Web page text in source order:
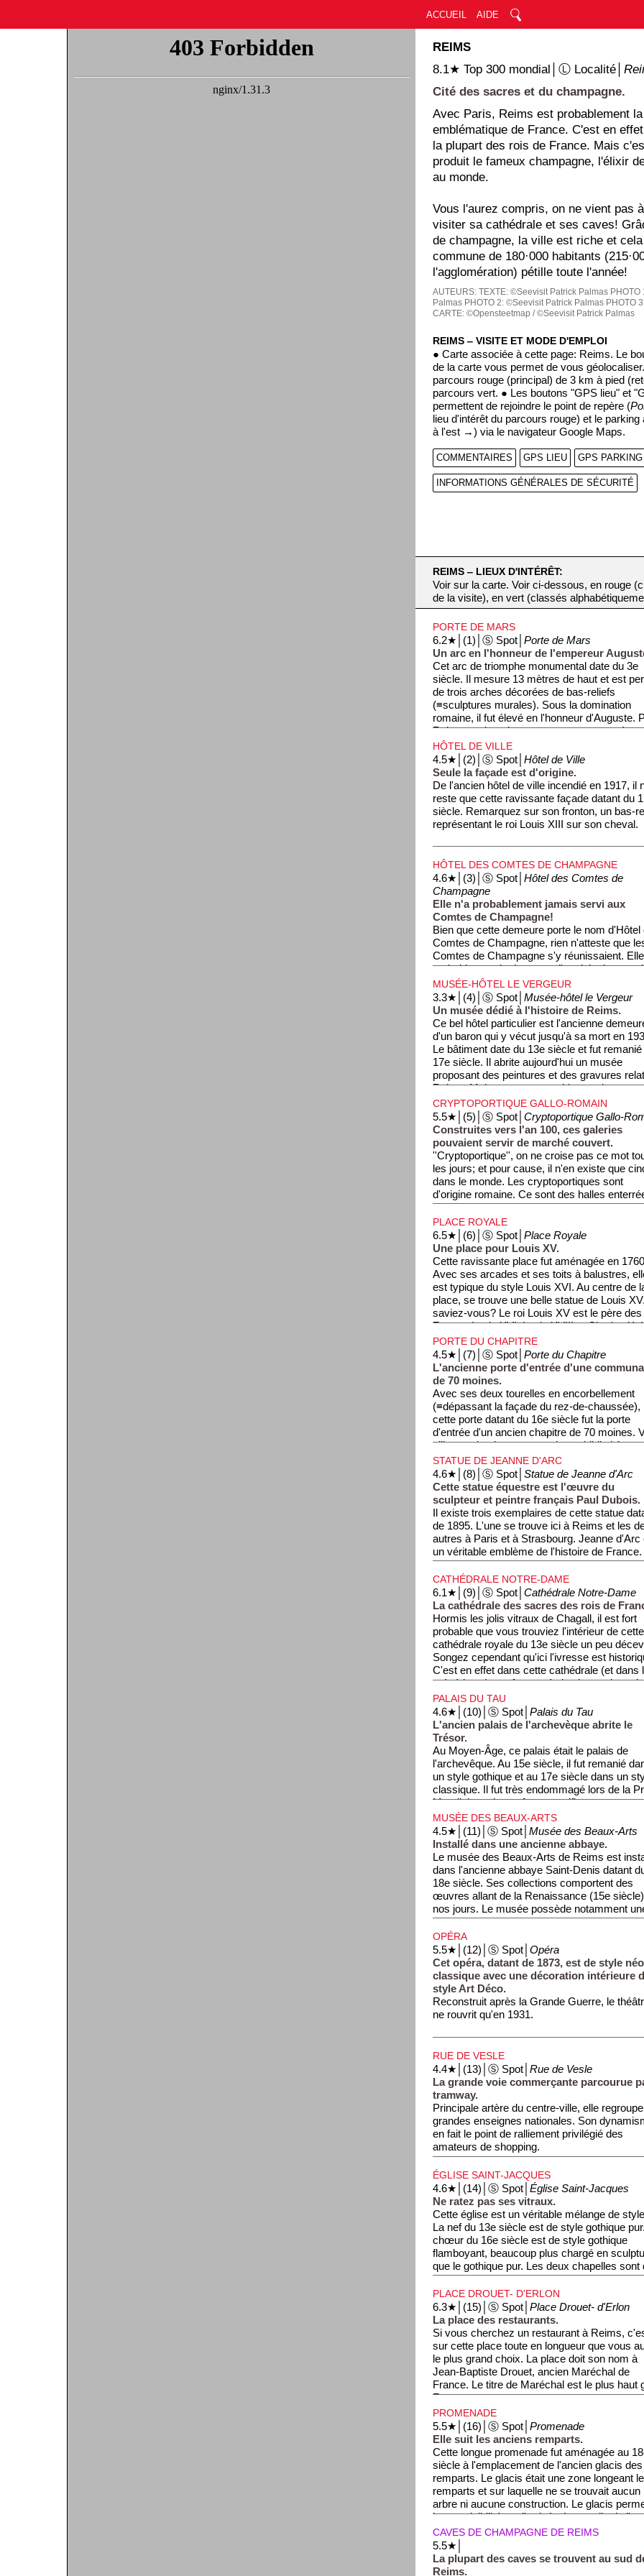
ACCUEIL AIDE
REIMS
8.1★ Top 300 mondial│Ⓛ Localité│
Cité des sacres et du champagne.
Avec Paris, Reims est probablement
emblématique de France. C'est en
la plupart des rois de France. Mais
produit le fameux champagne, l'élixir
au monde.
Vous l'aurez compris, on ne vient pas
visiter sa cathédrale et ses caves!
de champagne, la ville est riche et
commune de 180·000 habitants
l'agglomération) pétille toute l'année!
AUTEURS:TEXTE: ©Seevisit Patrick Palmas
Palmas PHOTO 2: ©Seevisit Patrick Palmas PHOTO
CARTE: ©Opensteetmap / ©Seevisit Patrick Palmas
REIMS ‒ VISITE ET MODE D'EMPLOI
● Carte associée à cette page: Reims. Le
de la carte vous permet de vous
parcours rouge (principal) de 3 km à pied
parcours vert. ● Les boutons "GPS lieu" et
permettent de rejoindre le point de repère (
lieu d'intérêt du parcours rouge) et le
à l'est →) via le navigateur Google Maps.
COMMENTAIRES GPS LIEU GPS PARKING
INFORMATIONS GÉNÉRALES DE SÉCURITÉ
REIMS ‒ LIEUX D'INTÉRÊT:
Voir sur la carte. Voir ci-dessous, en rouge
de la visite), en vert (classés
PORTE DE MARS
6.2★│(1)│Ⓢ Spot│Porte de Mars
Un arc en l'honneur de l'empereur
Cet arc de triomphe monumental date du 3e
siècle. Il mesure 13 mètres de haut et est
de trois arches décorées de bas-reliefs
(≡sculptures murales). Sous la domination
romaine, il fut élevé en l'honneur d'Auguste.
Reims se dota de remparts pour se
porte servit de porte d'entée dans la ville.
supprimés au 18e siècle, mais pas la porte!
HÔTEL DE VILLE
4.5★│(2)│Ⓢ Spot│Hôtel de Ville
Seule la façade est d'origine.
De l'ancien hôtel de ville incendié en 1917, il
reste que cette ravissante façade datant du
siècle. Remarquez sur son fronton, un bas-
représentant le roi Louis XIII sur son cheval.
HÔTEL DES COMTES DE CHAMPAGNE
4.6★│(3)│Ⓢ Spot│Hôtel des Comtes de
Champagne
Elle n'a probablement jamais servi aux
Comtes de Champagne!
Bien que cette demeure porte le nom d'Hôtel
Comtes de Champagne, rien n'atteste que
Comtes de Champagne s'y réunissaient.
probablement la demeure d'un riche
la Seconde Guerre Mondiale, la maison fut
mais put être restaurée dans son style
appartient au Groupe Taittinger qui s'en sert
culturels.
MUSÉE-HÔTEL LE VERGEUR
3.3★│(4)│Ⓢ Spot│Musée-hôtel le Vergeur
Un musée dédié à l'histoire de Reims.
Ce bel hôtel particulier est l'ancienne
d'un baron qui y vécut jusqu'à sa mort en
Le bâtiment date du 13e siècle et fut remanié
17e siècle. Il abrite aujourd'hui un musée
proposant des peintures et des gravures
Reims. Mais avec ses meubles anciens et
décoration des pièces est à elle seule un
n'entrez pas dans le musée, faites un tour
juste à gauche de l'immeuble.
CRYPTOPORTIQUE GALLO-ROMAIN
5.5★│(5)│Ⓢ Spot│Cryptoportique Gallo-
Construites vers l'an 100, ces galeries
pouvaient servir de marché couvert.
''Cryptoportique'', on ne croise pas ce mot
les jours; et pour cause, il n'en existe que
dans le monde. Les cryptoportiques sont
d'origine romaine. Ce sont des halles
stockage des marchandises. Celui-ci
servait au stockage des grains, tandis qu'en
promenade. Il se trouve à l'emplacement de
Reims. Dans l'Empire Romain, le forum
publique et centrale, un lieu d'échange, de
et de commerce. Autour du forum se
administratifs et religieux, en général
antique, on appelait cela une agora, tandis
appellerait cela un centre-ville :-).
PLACE ROYALE
6.5★│(6)│Ⓢ Spot│Place Royale
Une place pour Louis XV.
Cette ravissante place fut aménagée en
Avec ses arcades et ses toits à balustres,
est typique du style Louis XVI. Au centre de
place, se trouve une belle statue de Louis
saviez-vous? Le roi Louis XV est le père
France, Louis XVI, Louis XVIII et Charles X.
Française (1789), sa statue fut détruite par
seul le piédestal resta! Mais lors de la
au pouvoir) en 1814, une nouvelle statue du
cette statue que vous pouvez voir aujourd'hui.
PORTE DU CHAPITRE
4.5★│(7)│Ⓢ Spot│Porte du Chapitre
L'ancienne porte d'entrée d'une
de 70 moines.
Avec ses deux tourelles en encorbellement
(≡dépassant la façade du rez-de-chaussée),
cette porte datant du 16e siècle fut la porte
d'entrée d'un ancien chapitre de 70 moines.
ville, ce chapitre comportait une
boulangerie, et même une prison! Les
l'ancien hôtel-Dieu (hôpital) qui se trouvait à
l'actuel Palais de Justice (à gauche de
STATUE DE JEANNE D'ARC
4.6★│(8)│Ⓢ Spot│Statue de Jeanne d'Arc
Cette statue équestre est l'œuvre du
sculpteur et peintre français Paul Dubois.
Il existe trois exemplaires de cette statue
de 1895. L'une se trouve ici à Reims et les
autres à Paris et à Strasbourg. Jeanne d'Arc
un véritable emblème de l'histoire de
dans de nombreux endroits, mais les deux
emblématiques sont sans nul doute Rouen,
pas les Anglais, et Reims où elle put faire
France. Voir également ''Jeanne d'Arc''.
CATHÉDRALE NOTRE-DAME
6.1★│(9)│Ⓢ Spot│Cathédrale Notre-Dame
La cathédrale des sacres des rois de
Hormis les jolis vitraux de Chagall, il est fort
probable que vous trouviez l'intérieur de cette
cathédrale royale du 13e siècle un peu
Songez cependant qu'ici l'ivresse est
C'est en effet dans cette cathédrale (et dans
précédente) que fut sacrée la plupart des
cathédrale de Reims compte ainsi parmi les
cathédrales de France les plus
Notre-Dame de Paris et la cathédrale de
trouvent les tombes des rois). Songez qu'à
les pouvoirs sont dans les mains de Dieu.
pape les pouvoirs spirituels et délègue aux
affaires courantes.
PALAIS DU TAU
4.6★│(10)│Ⓢ Spot│Palais du Tau
L'ancien palais de l'archevèque abrite le
Trésor.
Au Moyen-Âge, ce palais était le palais de
l'archevêque. Au 15e siècle, il fut remanié
un style gothique et au 17e siècle dans un
classique. Il fut très endommagé lors de la
Mondiale mais put être magnifiquement
palais abrite le Trésor de la cathédrale.
pas la chance d'avoir un trésor. Il regroupe
précieux, parfois rapportés des églises
croisades.
MUSÉE DES BEAUX-ARTS
4.5★│(11)│Ⓢ Spot│Musée des Beaux-Arts
Installé dans une ancienne abbaye.
Le musée des Beaux-Arts de Reims est
dans l'ancienne abbaye Saint-Denis datant
18e siècle. Ses collections comportent des
œuvres allant de la Renaissance (15e
nos jours. Le musée possède notamment
peintures du peintre français Corot (1796-
comme le père de l'impressionnisme. Voir
''impressionnistes''.
OPÉRA
5.5★│(12)│Ⓢ Spot│Opéra
Cet opéra, datant de 1873, est de style
classique avec une décoration intérieure
style Art Déco.
Reconstruit après la Grande Guerre, le
ne rouvrit qu'en 1931.
RUE DE VESLE
4.4★│(13)│Ⓢ Spot│Rue de Vesle
La grande voie commerçante parcourue
tramway.
Principale artère du centre-ville, elle
grandes enseignes nationales. Son
en fait le point de ralliement privilégié des
amateurs de shopping.
ÉGLISE SAINT-JACQUES
4.6★│(14)│Ⓢ Spot│Église Saint-Jacques
Ne ratez pas ses vitraux.
Cette église est un véritable mélange de
La nef du 13e siècle est de style gothique
chœur du 16e siècle est de style gothique
flamboyant, beaucoup plus chargé en
que le gothique pur. Les deux chapelles sont
Renaissance, un style que l'on reconnait
pilastres, ces colonnes à moitié encastrées
vous avons réservé le meilleur pour la fin: les
20e siècle et sont véritablement atypiques.
Sima, un grand artiste tchèque. C'est la
croiserez peut-être des touristes tchèques
viennent par bus entiers admirer son œuvre.
PLACE DROUET- D'ERLON
6.3★│(15)│Ⓢ Spot│Place Drouet- d'Erlon
La place des restaurants.
Si vous cherchez un restaurant à Reims,
sur cette place toute en longueur que vous
le plus grand choix. La place doit son nom à
Jean-Baptiste Drouet, ancien Maréchal de
France. Le titre de Maréchal est le plus haut
France.
PROMENADE
5.5★│(16)│Ⓢ Spot│Promenade
Elle suit les anciens remparts.
Cette longue promenade fut aménagée au
siècle à l'emplacement de l'ancien glacis des
remparts. Le glacis était une zone longeant
remparts et sur laquelle ne se trouvait aucun
arbre ni aucune construction. Le glacis
bonne visibilité sur l'arrivée éventuelle de
CAVES DE CHAMPAGNE DE REIMS
5.5★│
La plupart des caves se trouvent au sud
Reims.